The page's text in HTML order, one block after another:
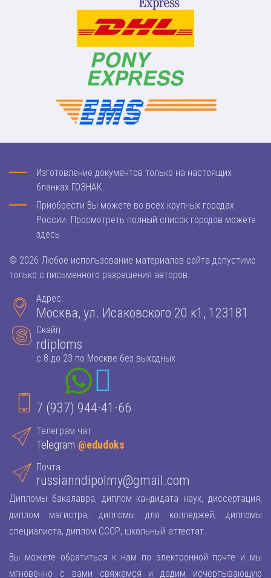
Изготовление документов только на настоящих
бланках ГОЗНАК.
Приобрести Вы можете во всех крупных городах
России. Просмотреть полный список городов можете
здесь
© 2026 Любое использование материалов сайта допустимо
только с письменного разрешения авторов.
Адрес:
Москва, ул. Исаковского 20 к1, 123181
Скайп
rdiploms
с 8 до 23 по Москве без выходных
7 (937) 944-41-66
Телеграм чат
Telegram @edudoks
Почта
russianndipolmy@gmail.com
Дипломы бакалавра, диплом кандидата наук, диссертация,
диплом магистра, дипломы для колледжей, дипломы
специалиста, диплом СССР, школьный аттестат.
Вы можете обратиться к нам по электронной почте и мы
мгновенно с вами свяжемся и дадим исчерпывающую